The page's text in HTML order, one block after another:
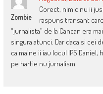
Zombie
Corect, nimic nu ii
raspuns transant
“jurnalista” de la Cancan era
singura atunci. Dar daca si cei
ca maine ii iau locul IPS
pe hartie nu jurnalism.